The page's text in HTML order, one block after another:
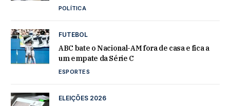
POLÍTICA
FUTEBOL
ABC bate o Nacional-AM fora de casa e fica a
um empate da Série C
ESPORTES
ELEIÇÕES 2026